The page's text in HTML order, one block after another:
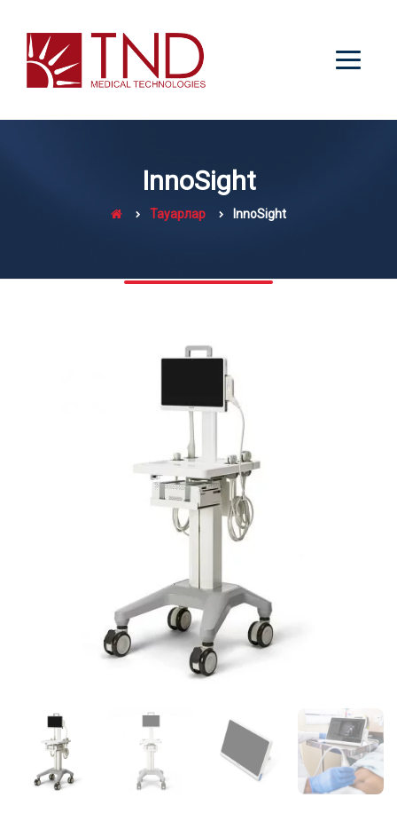
InnoSight
Тауарлар InnoSight